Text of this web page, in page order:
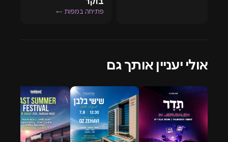
פתיחה במפות ←
אולי יעניין אותך גם